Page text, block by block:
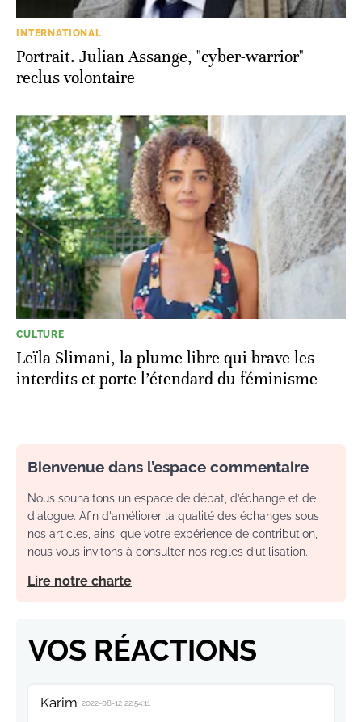
INTERNATIONAL
Portrait. Julian Assange, "cyber-warrior"
reclus volontaire
CULTURE
Leïla Slimani, la plume libre qui brave les
interdits et porte l’étendard du féminisme
Bienvenue dans l’espace commentaire
Nous souhaitons un espace de débat, d’échange et de
dialogue. Afin d'améliorer la qualité des échanges sous
nos articles, ainsi que votre expérience de contribution,
nous vous invitons à consulter nos règles d’utilisation.
Lire notre charte
VOS RÉACTIONS
Karim 2022-08-12 22:54:11